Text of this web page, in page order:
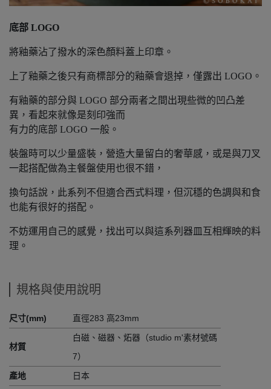
底部 LOGO
將釉藥沾了撥水的深色顏料蓋上印章。
上了釉藥之後只有商標部分的釉藥會退掉，僅露出 LOGO。
有釉藥的部分與 LOGO 部分兩者之間出現些微的凹凸差
異，看起來就像是刻印強而
有力的底部 LOGO 一般。
裝盤時可以少量盛裝，營造大量留白的奢華感，或是與刀叉
一起搭配做為主餐盤使用也很不錯，
換句話說，此系列不但適合西式料理，但沉穩的色調與和食
也能有很好的搭配。
不妨運用自己的感覺，找出可以與這系列器皿互相輝映的料
理。
規格與使用說明
尺寸(mm) 直徑283 高23mm
材質
白磁、磁器、炻器（studio m'素材號碼
7）
產地
日本